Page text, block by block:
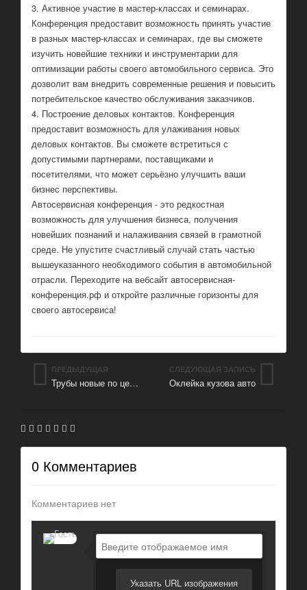
3. Активное участие в мастер-классах и семинарах.
Конференция предоставит возможность принять участие
в разных мастер-классах и семинарах, где вы сможете
изучить новейшие техники и инструментарии для
оптимизации работы своего автомобильного сервиса. Это
дозволит вам внедрить современные решения и повысить
потребительское качество обслуживания заказчиков.
4. Построение деловых контактов. Конференция
предоставит возможность для улаживания новых
деловых контактов. Вы сможете встретиться с
допустимыми партнерами, поставщиками и
посетителями, что может серьёзно улучшить ваши
бизнес перспективы.
Автосервисная конференция - это редкостная
возможность для улучшения бизнеса, получения
новейших познаний и налаживания связей в грамотной
среде. Не упустите счастливый случай стать частью
вышеуказанного необходимого события в автомобильной
отрасли. Переходите на вебсайт автосервисная-
конференция.рф и откройте различные горизонты для
своего автосервиса!
ПРЕДЫДУЩАЯ
ЗАПИСЬ
Трубы новые по ценам производителя
СЛЕДУЮЩАЯ ЗАПИСЬ
Оклейка кузова авто
0 Комментариев
Комментариев нет
Указать URL изображения